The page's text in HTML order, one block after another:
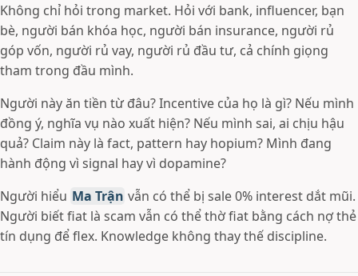
Không chỉ hỏi trong market. Hỏi với bank, influencer, bạn
bè, người bán khóa học, người bán insurance, người rủ
góp vốn, người rủ vay, người rủ đầu tư, cả chính giọng
tham trong đầu mình.
Người này ăn tiền từ đâu? Incentive của họ là gì? Nếu mình
đồng ý, nghĩa vụ nào xuất hiện? Nếu mình sai, ai chịu hậu
quả? Claim này là fact, pattern hay hopium? Mình đang
hành động vì signal hay vì dopamine?
Người hiểu Ma Trận vẫn có thể bị sale 0% interest dắt mũi.
Người biết fiat là scam vẫn có thể thờ fiat bằng cách nợ thẻ
tín dụng để flex. Knowledge không thay thế discipline.